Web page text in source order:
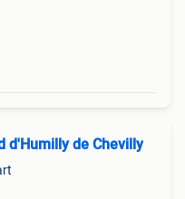
d'Humilly de Chevilly